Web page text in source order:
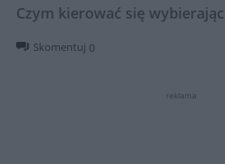
Czym kierować się
Skomentuj 0
reklama